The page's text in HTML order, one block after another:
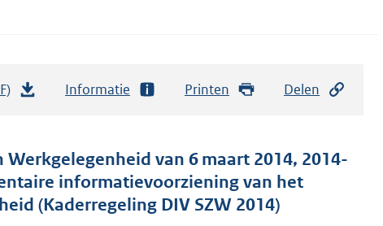
t
a
n
Informatie Printen Delen
van 6 maart 2014, 2014-
informatievoorziening van het
(Kaderregeling DIV SZW 2014)